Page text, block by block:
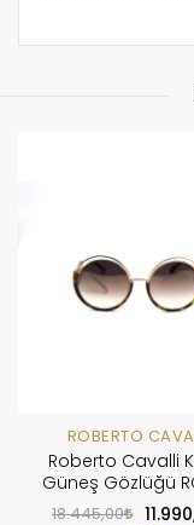
ROBERTO
Roberto Cavalli
Güneş Gözlüğü
52G
18.445,00